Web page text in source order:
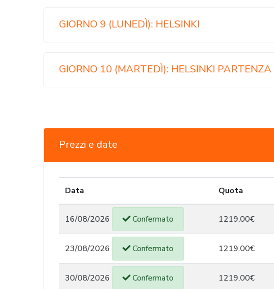
GIORNO 9 (LUNEDÌ): HELSINKI
GIORNO 10 (MARTEDÌ): HELSINKI PARTENZA
Prezzi e date
Data Quota
16/08/2026 Confermato 1219.00€
23/08/2026 Confermato 1219.00€
30/08/2026 Confermato 1219.00€